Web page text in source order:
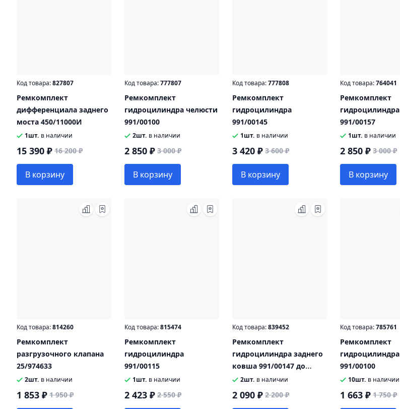
Код товара:827807
Ремкомплект
дифференциала заднего
моста 450/11000И
1шт. в наличии
15 390 ₽ 16 200 ₽
В корзину
Код товара:777807
Ремкомплект
гидроцилиндра челюсти
991/00100
2шт. в наличии
2 850 ₽ 3 000 ₽
В корзину
Код товара:777808
Ремкомплект
гидроцилиндра
991/00145
1шт. в наличии
3 420 ₽ 3 600 ₽
В корзину
Код товара:764041
Ремкомплект
гидроцилиндра
991/00157
1шт. в наличии
2 850 ₽ 3 000 ₽
В корзину
Код товара:814260
Ремкомплект
разгрузочного клапана
25/974633
2шт. в наличии
1 853 ₽ 1 950 ₽
Код товара:815474
Ремкомплект
гидроцилиндра
991/00115
1шт. в наличии
2 423 ₽ 2 550 ₽
Код товара:839452
Ремкомплект
гидроцилиндра заднего
ковша 991/00147 до
2008г.
2шт. в наличии
2 090 ₽ 2 200 ₽
Код товара:785761
Ремкомплект
гидроцилиндра
991/00100
10шт. в наличии
1 663 ₽ 1 750 ₽